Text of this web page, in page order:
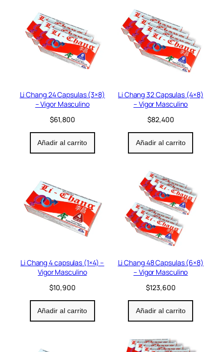
Li Chang 24 Capsulas (3×8)
– Vigor Masculino
$61,800
Añadir al carrito
Li Chang 32 Capsulas (4×8)
– Vigor Masculino
$82,400
Añadir al carrito
Li Chang 4 capsulas (1×4) –
Vigor Masculino
$10,900
Añadir al carrito
Li Chang 48 Capsulas (6×8)
– Vigor Masculino
$123,600
Añadir al carrito